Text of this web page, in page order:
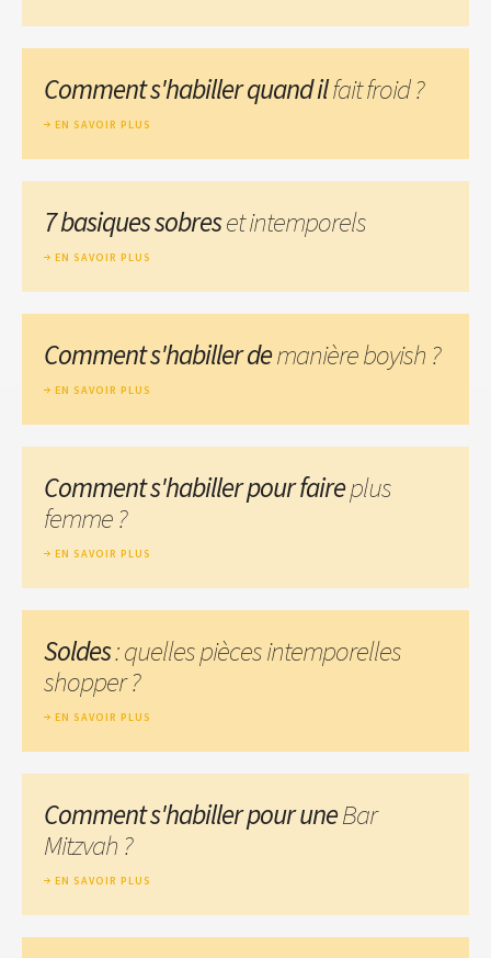
Comment s'habiller quand ilfait froid ?
EN SAVOIR PLUS
7 basiques sobreset intemporels
EN SAVOIR PLUS
Comment s'habiller demanière boyish ?
EN SAVOIR PLUS
Comment s'habiller pour faireplus
femme ?
EN SAVOIR PLUS
Soldes: quelles pièces intemporelles
shopper ?
EN SAVOIR PLUS
Comment s'habiller pour uneBar
Mitzvah ?
EN SAVOIR PLUS